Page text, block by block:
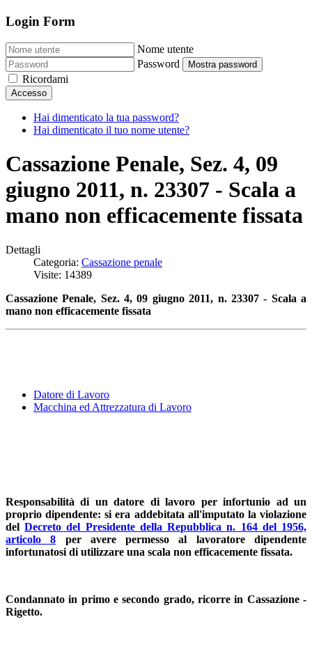
Login Form
Nome utente
Password
Mostra password
Ricordami
Accesso
Hai dimenticato la tua password?
Hai dimenticato il tuo nome utente?
Cassazione Penale, Sez. 4, 09
giugno 2011, n. 23307 - Scala a
mano non efficacemente fissata
Dettagli
Categoria: Cassazione penale
Visite: 14389
Cassazione Penale, Sez. 4, 09 giugno 2011, n. 23307 - Scala a
mano non efficacemente fissata
Datore di Lavoro
Macchina ed Attrezzatura di Lavoro
Responsabilità di un datore di lavoro per infortunio ad un
proprio dipendente: si era addebitata all'imputato la violazione
delDecreto del Presidente della Repubblica n. 164 del 1956,
articolo 8 per avere permesso al lavoratore dipendente
infortunatosi di utilizzare una scala non efficacemente fissata.
Condannato in primo e secondo grado, ricorre in Cassazione -
Rigetto.